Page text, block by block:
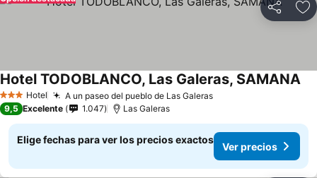
Compartir
3 Estrellas
Hotel A un paseo del pueblo de Las GalerasVer precios
Hotel TODOBLANCO, Las Galeras, SAMANA
9,5 Excelente 1.047 Las Galeras
Elige fechas para ver los precios exactos
Ver precios